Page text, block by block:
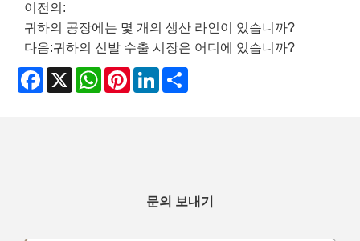
이전의:
귀하의 공장에는 몇 개의 생산 라인이 있습니까?
다음:귀하의 신발 수출 시장은 어디에 있습니까?
Facebook
X WhatsApp
PinterestLinkedIn
문의 보내기